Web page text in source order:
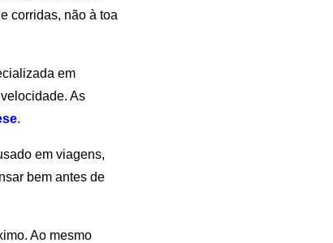
corridas, não à toa
em
As
.
em viagens,
bem antes de
Ao mesmo